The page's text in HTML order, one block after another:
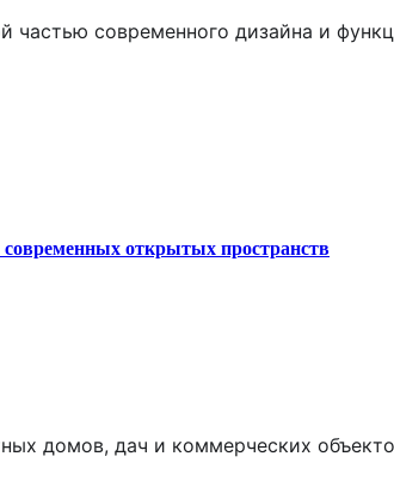
частью современного дизайна и
современных открытых пространств
домов, дач и коммерческих